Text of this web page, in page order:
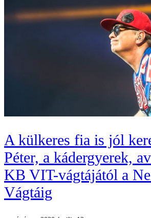
A külkeres fia is jól
Péter, a kádergyerek,
KB VIT-vágtájától a
Vágtáig